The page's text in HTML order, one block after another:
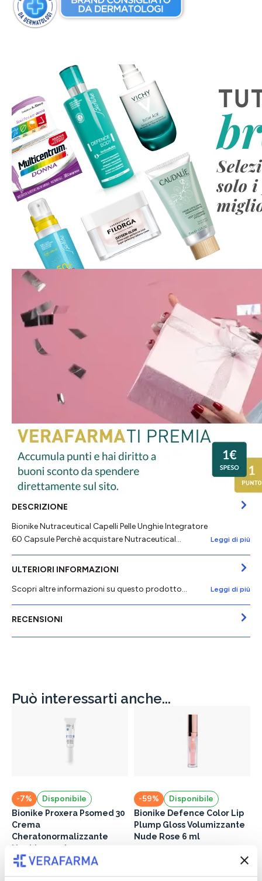
DESCRIZIONE
Bionike Nutraceutical Capelli Pelle Unghie Integratore
60 Capsule Perchè acquistare Nutraceutical…
Leggi di più
ULTERIORI INFORMAZIONI
Scopri altre informazioni su questo prodotto...
Leggi di più
RECENSIONI
Può interessarti anche...
-7% Disponibile
Bionike Proxera Psomed 30
Crema
Cheratonormalizzante
Unghie 10 ml
22,27 €23,90 €
-59% Disponibile
Bionike Defence Color Lip
Plump Gloss Volumizzante
Nude Rose 6 ml